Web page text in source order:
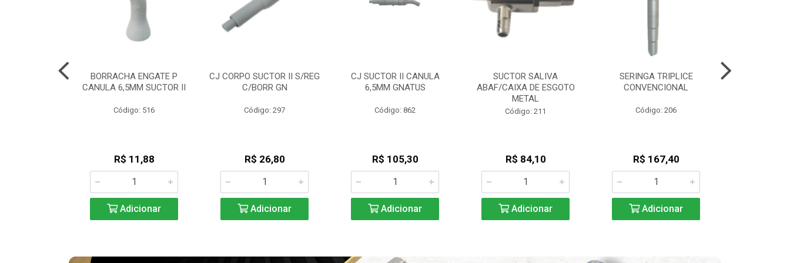
BORRACHA ENGATE P
CANULA 6,5MM SUCTOR II
Código: 516
R$ 11,88
Adicionar
CJ CORPO SUCTOR II S/REG
C/BORR GN
Código: 297
R$ 26,80
Adicionar
CJ SUCTOR II CANULA
6,5MM GNATUS
Código: 862
R$ 105,30
Adicionar
SUCTOR SALIVA
ABAF/CAIXA DE ESGOTO
METAL
Código: 211
R$ 84,10
Adicionar
SERINGA TRIPLICE
CONVENCIONAL
Código: 206
R$ 167,40
Adicionar